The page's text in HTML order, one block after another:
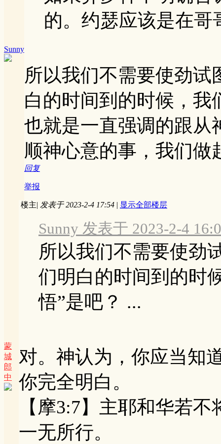
Sunny
的。约瑟应该是在
所以我们不需要使劲
白的时间到的时候，我
也就是一直强调的跟从
顺神心意的事，我们做
回复
举报
蒙
城
郎
中
楼主| 发表于 2023-2-4 17:54 | 显示全部楼层
Sunny 发表于 2023-2-4
所以我们不需要使劲
们明白的时间到的时
悟”是吧？ ...
对。神认为，你应当知
你完全明白。
【摩3:7】主耶和华若
一无所行。